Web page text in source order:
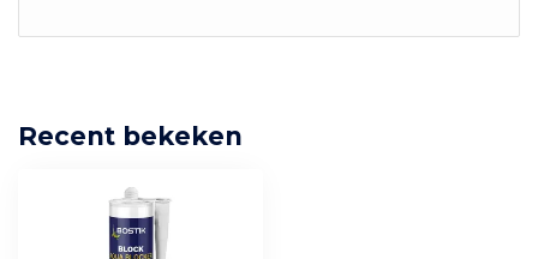
Recent bekeken